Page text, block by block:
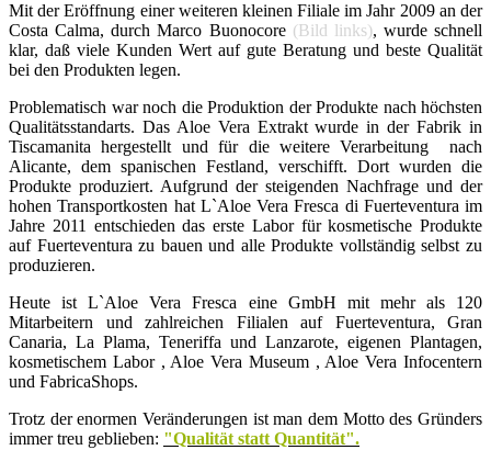
Mit der Eröffnung einer weiteren kleinen Filiale im Jahr 2009 an der
Costa Calma, durch Marco Buonocore(Bild links), wurde schnell
klar, daß viele Kunden Wert auf gute Beratung und beste Qualität
bei den Produkten legen.
Problematisch war noch die Produktion der Produkte nach höchsten
Qualitätsstandarts. Das Aloe Vera Extrakt wurde in der Fabrik in
Tiscamanita hergestellt und für die weitere Verarbeitung nach
Alicante, dem spanischen Festland, verschifft. Dort wurden die
Produkte produziert. Aufgrund der steigenden Nachfrage und der
hohen Transportkosten hat L`Aloe Vera Fresca di Fuerteventura im
Jahre 2011 entschieden das erste Labor für kosmetische Produkte
auf Fuerteventura zu bauen und alle Produkte vollständig selbst zu
produzieren.
Heute ist L`Aloe Vera Fresca eine GmbH mit mehr als 120
Mitarbeitern und zahlreichen Filialen auf Fuerteventura, Gran
Canaria, La Plama, Teneriffa und Lanzarote, eigenen Plantagen,
kosmetischem Labor , Aloe Vera Museum , Aloe Vera Infocentern
und FabricaShops.
Trotz der enormen Veränderungen ist man dem Motto des Gründers
immer treu geblieben: "Qualität statt Quantität".